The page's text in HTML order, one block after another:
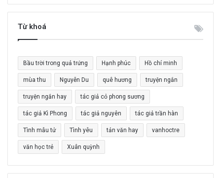
m
k
c
h
o
:
Từ khoá
Bầu trời trong quả trứng Hạnh phúc Hồ chí minh
mùa thu Nguyễn Du quê hương truyện ngắn
truyện ngắn hay tác giả cỏ phong sương
tác giả Kì Phong tác giả nguyên tác giả trần hàn
Tình mẫu tử Tình yêu tản văn hay vanhoctre
văn học trẻ Xuân quỳnh